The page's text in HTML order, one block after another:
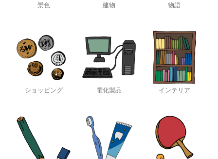
景色 建物 物語
ショッピング 電化製品 インテリア